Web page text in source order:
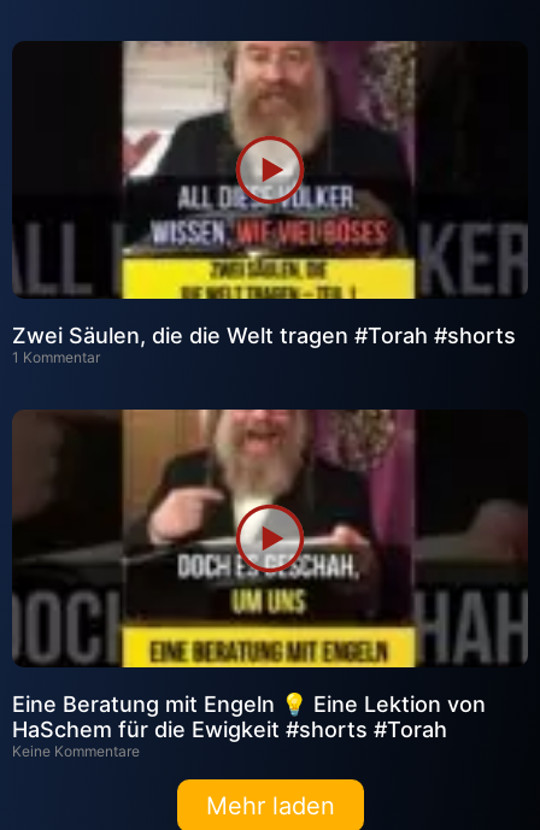
Zwei Säulen, die die Welt tragen #Torah #shorts
1 Kommentar
Eine Beratung mit Engeln 💡 Eine Lektion von
HaSchem für die Ewigkeit #shorts #Torah
Keine Kommentare
Mehr laden